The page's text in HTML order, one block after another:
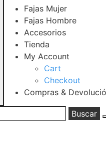
Fajas Mujer
Fajas Hombre
Accesorios
Tienda
My Account
Cart
Checkout
Compras &